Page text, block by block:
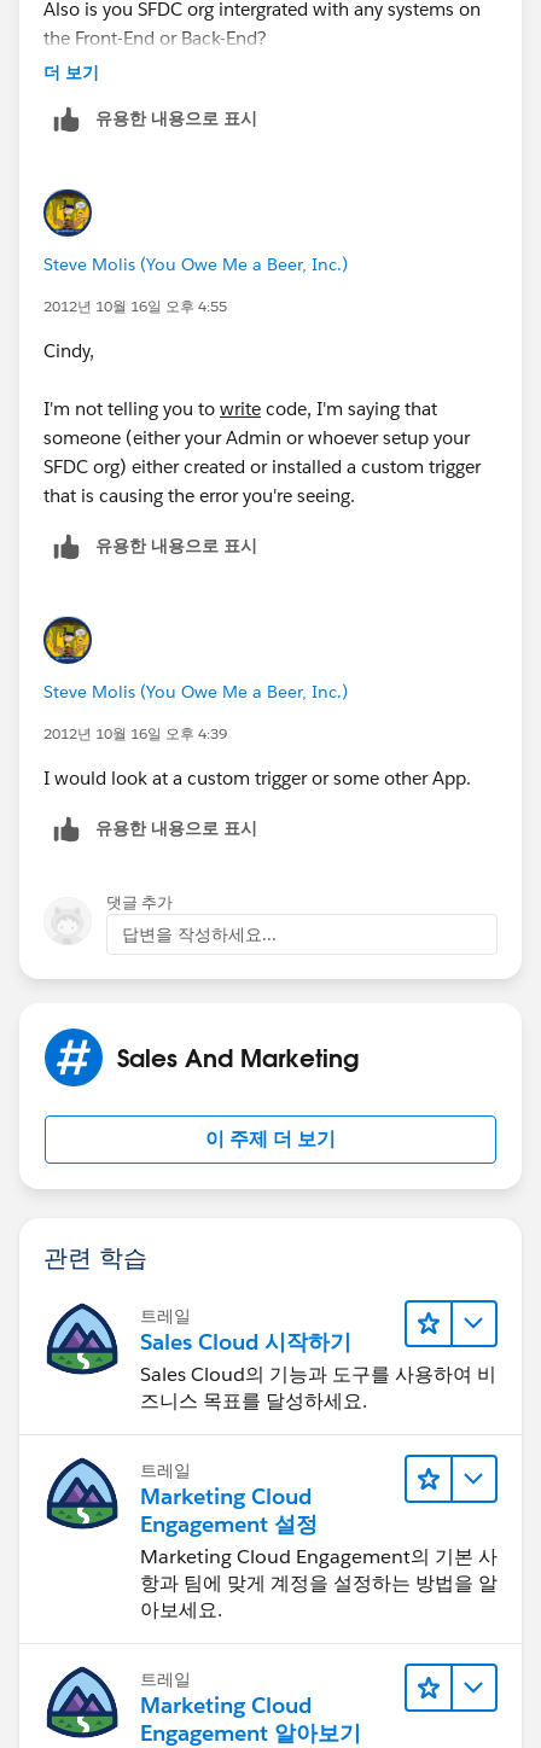
Also is you SFDC org intergrated with any systems on
the Front-End or Back-End?
더 보기
유용한 내용으로 표시
Steve Molis (You Owe Me a Beer, Inc.)
2012년 10월 16일 오후 4:55
Cindy,
I'm not telling you to write code, I'm saying that
someone (either your Admin or whoever setup your
SFDC org) either created or installed a custom trigger
that is causing the error you're seeing.
유용한 내용으로 표시
Steve Molis (You Owe Me a Beer, Inc.)
2012년 10월 16일 오후 4:39
I would look at a custom trigger or some other App.
유용한 내용으로 표시
댓글 추가
답변을 작성하세요...
Sales And Marketing
이 주제 더 보기
관련 학습
트레일
Sales Cloud 시작하기
Sales Cloud의 기능과 도구를 사용하여 비
즈니스 목표를 달성하세요.
트레일
Marketing Cloud
Engagement 설정
Marketing Cloud Engagement의 기본 사
항과 팀에 맞게 계정을 설정하는 방법을 알
아보세요.
트레일
Marketing Cloud
Engagement 알아보기